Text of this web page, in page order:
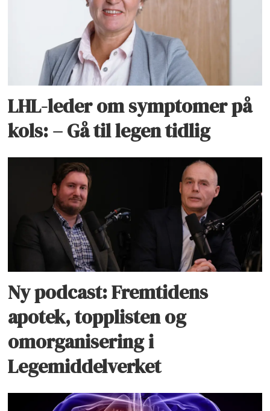
LHL-leder om symptomer på
kols: – Gå til legen tidlig
Ny podcast: Fremtidens
apotek, topplisten og
omorganisering i
Legemiddelverket